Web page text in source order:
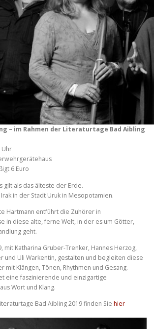
– im Rahmen der Literaturtage Bad Aibling
Uhr
6 Euro
gilt als das älteste der Erde.
in der Stadt Uruk in Mesopotamien.
Hartmann entführt die Zuhörer in
in diese alte, ferne Welt, in der es um Götter,
geht.
mit Katharina Gruber-Trenker, Hannes Herzog,
und Uli Warkentin, gestalten und begleiten diese
Klängen, Tönen, Rhythmen und Gesang.
eine faszinierende und einzigartige
Wort und Klang.
Bad Aibling 2019 finden Sie hier